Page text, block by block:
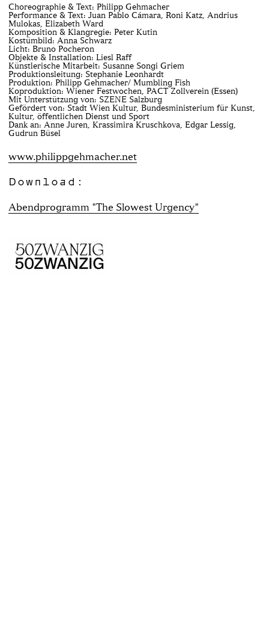
Choreographie & Text: Philipp Gehmacher
Performance & Text: Juan Pablo Cámara, Roni Katz, Andrius
Mulokas, Elizabeth Ward
Komposition & Klangregie: Peter Kutin
Kostümbild: Anna Schwarz
Licht: Bruno Pocheron
Objekte & Installation: Liesl Raff
Künstlerische Mitarbeit: Susanne Songi Griem
Produktionsleitung: Stephanie Leonhardt
Produktion: Philipp Gehmacher/ Mumbling Fish
Koproduktion: Wiener Festwochen, PACT Zollverein (Essen)
Mit Unterstützung von: SZENE Salzburg
Gefördert von: Stadt Wien Kultur, Bundesministerium für Kunst,
Kultur, öffentlichen Dienst und Sport
Dank an: Anne Juren, Krassimira Kruschkova, Edgar Lessig,
Gudrun Büsel
www.philippgehmacher.net
Download:
Abendprogramm "The Slowest Urgency"